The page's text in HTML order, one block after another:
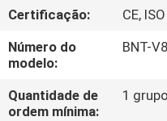
EXCURSÃO
DA
FÁBRICA
Certificação:
CE, ISO
Número do
modelo:
BNT-
Quantidade de
ordem mínima:
1 grupo